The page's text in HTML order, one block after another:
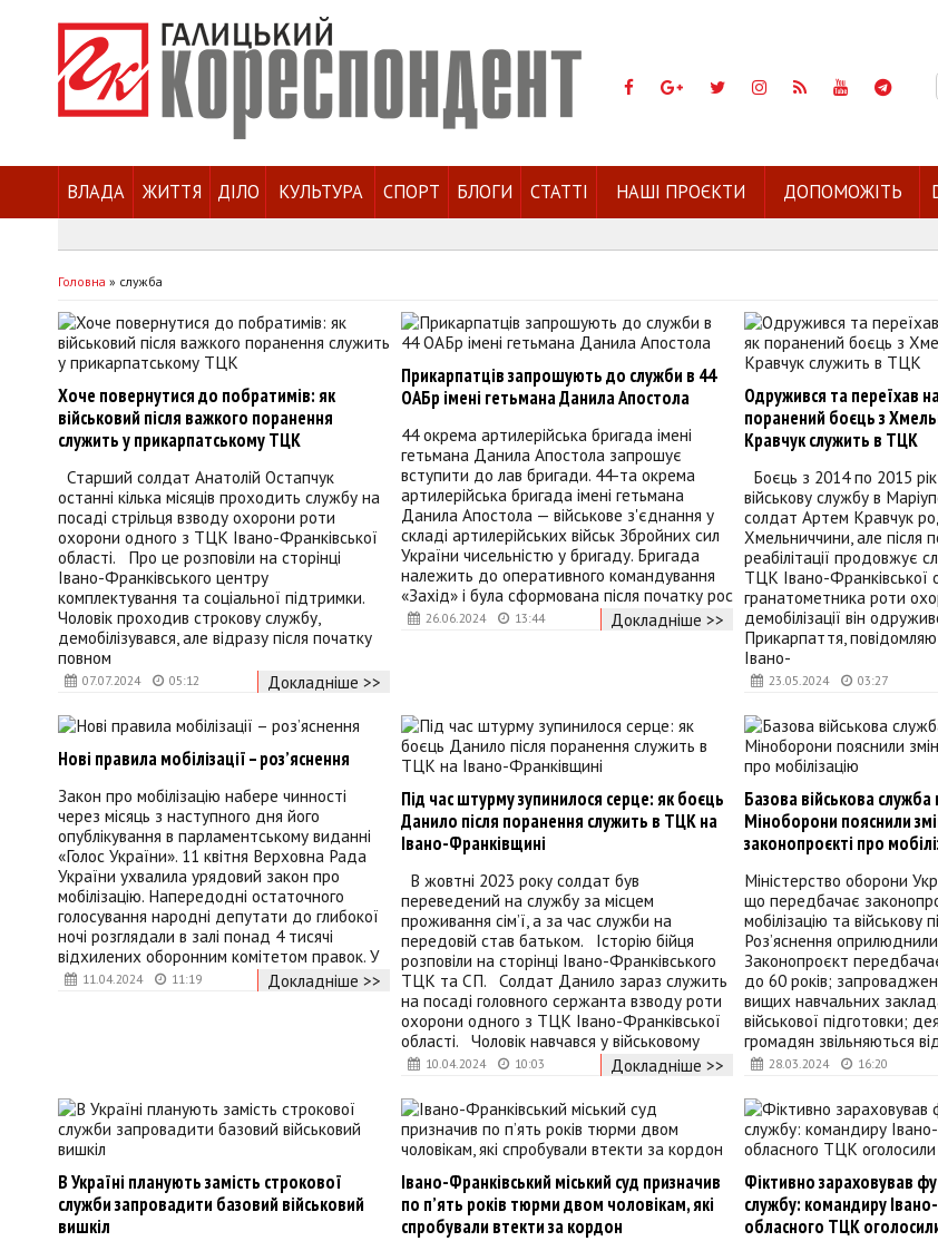
ВЛАДА ЖИТТЯ ДІЛО КУЛЬТУРА СПОРТ БЛОГИ СТАТТІ НАШІ ПРОЄКТИ ДОПОМОЖІТЬ
Головна » служба
07.07.2024 05:12
Хоче повернутися до побратимів: як
військовий після важкого поранення
служить у прикарпатському ТЦК
Старший солдат Анатолій Остапчук
останні кілька місяців проходить службу на
посаді стрільця взводу охорони роти
охорони одного з ТЦК Івано-Франківської
області. Про це розповіли на сторінці
Івано-Франківського центру
комплектування та соціальної підтримки.
Чоловік проходив строкову службу,
демобілізувався, але відразу після початку
повном
Докладніше >>
26.06.2024 13:44
Прикарпатців запрошують до служби в 44
ОАБр імені гетьмана Данила Апостола
44 окрема артилерійська бригада імені
гетьмана Данила Апостола запрошує
вступити до лав бригади. 44-та окрема
артилерійська бригада імені гетьмана
Данила Апостола — військове з'єднання у
складі артилерійських військ Збройних сил
України чисельністю у бригаду. Бригада
належить до оперативного командування
«Захід» і була сформована після початку рос
Докладніше >>
23.05.2024 03:27
Одружився та переїхав
поранений боєць з
Кравчук служить в ТЦК
Боєць з 2014 по 2015
військову службу в
солдат Артем Кравчук
Хмельниччини, але після
реабілітації продовжує
ТЦК Івано-Франківської
гранатометника роти
демобілізації він
Прикарпаття,
Івано-
11.04.2024 11:19
Нові правила мобілізації – роз’яснення
Закон про мобілізацію набере чинності
через місяць з наступного дня його
опублікування в парламентському виданні
«Голос України». 11 квітня Верховна Рада
України ухвалила урядовий закон про
мобілізацію. Напередодні остаточного
голосування народні депутати до глибокої
ночі розглядали в залі понад 4 тисячі
відхилених оборонним комітетом правок. У
Докладніше >>
10.04.2024 10:03
Під час штурму зупинилося серце: як боєць
Данило після поранення служить в ТЦК на
Івано-Франківщині
В жовтні 2023 року солдат був
переведений на службу за місцем
проживання сім’ї, а за час служби на
передовій став батьком. Історію бійця
розповіли на сторінці Івано-Франківського
ТЦК та СП. Солдат Данило зараз служить
на посаді головного сержанта взводу роти
охорони одного з ТЦК Івано-Франківської
області. Чоловік навчався у військовому
Докладніше >>
28.03.2024 16:20
Базова військова служба
Міноборони пояснили
законопроєкті про
Міністерство оборони
що передбачає
мобілізацію та військову
Роз’яснення
Законопроєкт
до 60 років;
вищих навчальних
військової підготовки;
громадян звільняються
В Україні планують замість строкової
служби запровадити базовий військовий
вишкіл
Івано-Франківський міський суд призначив
по п’ять років тюрми двом чоловікам, які
спробували втекти за кордон
Фіктивно зараховував
службу: командиру
обласного ТЦК